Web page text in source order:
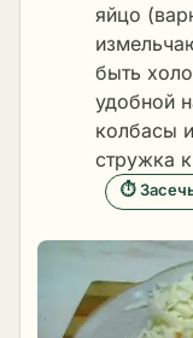
яйцо
быть
удобной
колбасы
стружка
⏱